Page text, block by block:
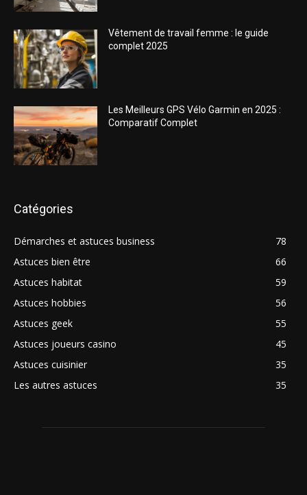
Vêtement de travail femme : le guide
complet 2025
Les Meilleurs GPS Vélo Garmin en 2025 :
Comparatif Complet
Catégories
Démarches et astuces business
78
Astuces bien être
66
Astuces habitat
59
Astuces hobbies
56
Astuces geek
55
Astuces joueurs casino
45
Astuces cuisinier
35
Les autres astuces
35